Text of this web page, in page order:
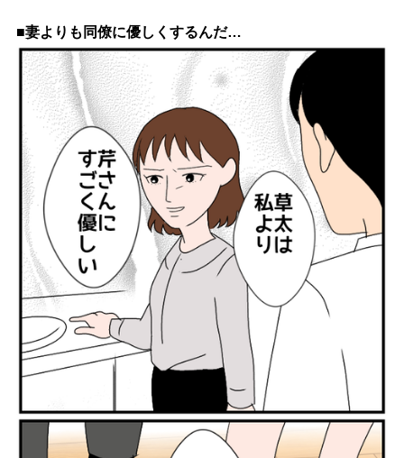
■妻よりも同僚に優しくするんだ…